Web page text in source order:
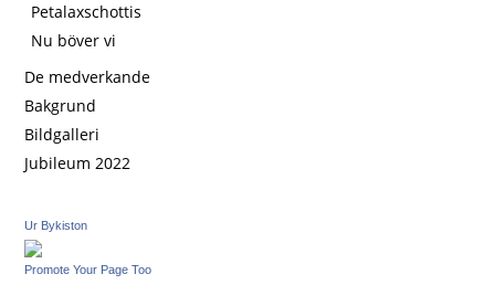
Petalaxschottis
Nu böver vi
De medverkande
Bakgrund
Bildgalleri
Jubileum 2022
Ur Bykiston
Promote Your Page Too